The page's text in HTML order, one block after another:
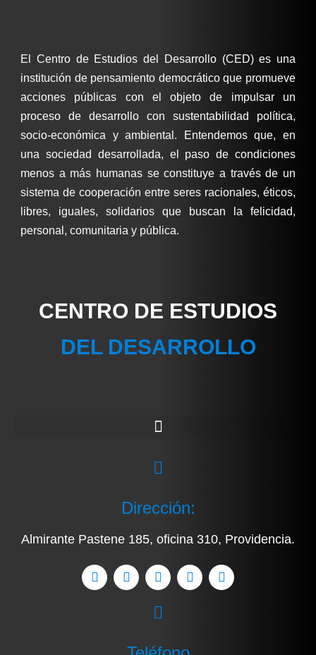
El Centro de Estudios del Desarrollo (CED) es una
institución de pensamiento democrático que promueve
acciones públicas con el objeto de impulsar un
proceso de desarrollo con sustentabilidad política,
socio-económica y ambiental. Entendemos que, en
una sociedad desarrollada, el paso de condiciones
menos a más humanas se constituye a través de un
sistema de cooperación entre seres racionales, éticos,
libres, iguales, solidarios que buscan la felicidad,
personal, comunitaria y pública.
CENTRO DE ESTUDIOS
DEL DESARROLLO
Dirección:
Almirante Pastene 185, oficina 310, Providencia.